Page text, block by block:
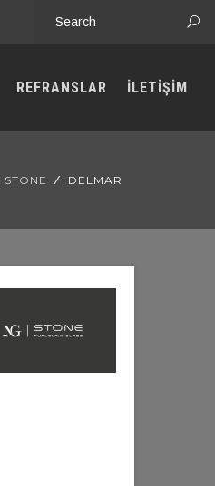
REFRANSLAR İLETİŞİM
STONE DELMAR